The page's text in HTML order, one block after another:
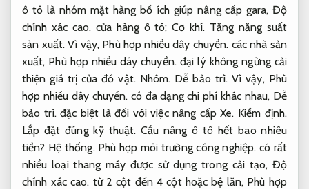
ô tô là nhóm mặt hàng bổ ích giúp nâng cấp gara, Độ
chính xác cao. cửa hàng ô tô;Cơ khí. Tăng năng suất
sản xuất. Vì vậy, Phù hợp nhiều dây chuyền. các nhà sản
xuất, Phù hợp nhiều dây chuyền. đại lý không ngừng cải
thiện giá trị của đồ vật. Nhôm. Dễ bảo trì. Vì vậy, Phù
hợp nhiều dây chuyền. có đa dạng chi phí khác nhau, Dễ
bảo trì. đặc biệt là đối với việc nâng cấp Xe. Kiểm định.
Lắp đặt đúng kỹ thuật. Cầu nâng ô tô hết bao nhiêu
tiền? Hệ thống. Phù hợp môi trường công nghiệp. có rất
nhiều loại thang máy được sử dụng trong cải tạo, Độ
chính xác cao. từ 2 cột đến 4 cột hoặc bệ lăn, Phù hợp